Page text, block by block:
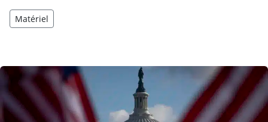
Matériel